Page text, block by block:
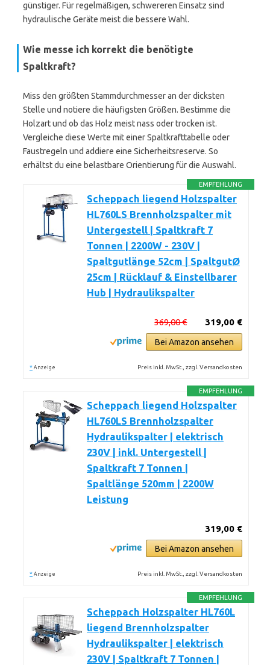
günstiger. Für regelmäßigen, schwereren Einsatz sind
hydraulische Geräte meist die bessere Wahl.
Wie messe ich korrekt die benötigte
Spaltkraft?
Miss den größten Stammdurchmesser an der dicksten
Stelle und notiere die häufigsten Größen. Bestimme die
Holzart und ob das Holz meist nass oder trocken ist.
Vergleiche diese Werte mit einer Spaltkrafttabelle oder
Faustregeln und addiere eine Sicherheitsreserve. So
erhältst du eine belastbare Orientierung für die Auswahl.
EMPFEHLUNG
Scheppach liegend Holzspalter
HL760LS Brennholzspalter mit
Untergestell | Spaltkraft 7
Tonnen | 2200W - 230V |
Spaltgutlänge 52cm | SpaltgutØ
25cm | Rücklauf & Einstellbarer
Hub | Hydraulikspalter
319,00 €
369,00 €
Bei Amazon ansehen
* Anzeige Preis inkl. MwSt., zzgl. Versandkosten
EMPFEHLUNG
Scheppach liegend Holzspalter
HL760LS Brennholzspalter
Hydraulikspalter | elektrisch
230V | inkl. Untergestell |
Spaltkraft 7 Tonnen |
Spaltlänge 520mm | 2200W
Leistung
319,00 €
Bei Amazon ansehen
* Anzeige Preis inkl. MwSt., zzgl. Versandkosten
EMPFEHLUNG
Scheppach Holzspalter HL760L
liegend Brennholzspalter
Hydraulikspalter | elektrisch
230V | Spaltkraft 7 Tonnen |